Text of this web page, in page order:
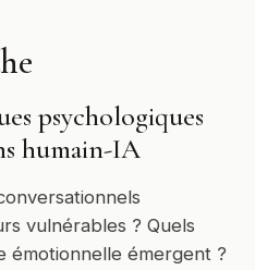
psychologiques
humain-IA
vulnérables ? Quels
émotionnelle émergent ?